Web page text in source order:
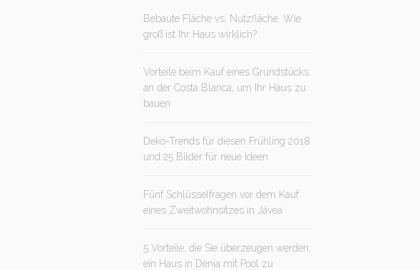
Bebaute Fläche vs. Nutzfläche. Wie
groß ist Ihr Haus wirklich?
Vorteile beim Kauf eines Grundstücks
an der Costa Blanca, um Ihr Haus zu
bauen
Deko-Trends für diesen Frühling 2018
und 25 Bilder für neue Ideen
Fünf Schlüsselfragen vor dem Kauf
eines Zweitwohnsitzes in Jávea
5 Vorteile, die Sie überzeugen werden,
ein Haus in Denia mit Pool zu